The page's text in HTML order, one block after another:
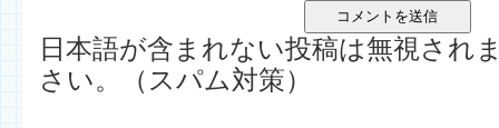
日本語が含まれない投稿は無視され
さい。（スパム対策）